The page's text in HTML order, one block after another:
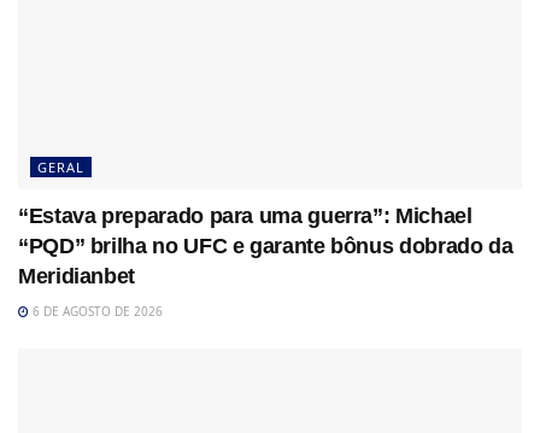
GERAL
“Estava preparado para uma guerra”: Michael
“PQD” brilha no UFC e garante bônus dobrado da
Meridianbet
6 DE AGOSTO DE 2026